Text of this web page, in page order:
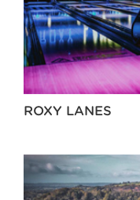
ROXY LANES